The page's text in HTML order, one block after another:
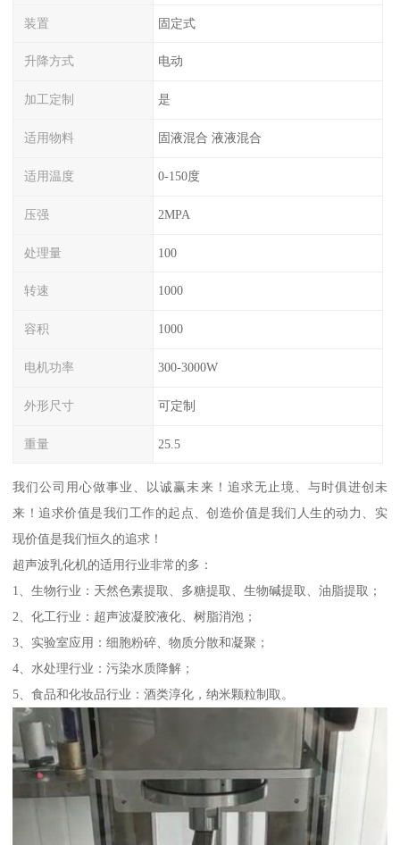
装置 固定式
升降方式 电动
加工定制 是
适用物料 固液混合 液液混合
适用温度 0-150度
压强 2MPA
处理量 100
转速 1000
容积 1000
电机功率 300-3000W
外形尺寸 可定制
重量 25.5
我们公司用心做事业、以诚赢未来！追求无止境、与时俱进创未
来！追求价值是我们工作的起点、创造价值是我们人生的动力、实
现价值是我们恒久的追求！
超声波乳化机的适用行业非常的多：
1、生物行业：天然色素提取、多糖提取、生物碱提取、油脂提取；
2、化工行业：超声波凝胶液化、树脂消泡；
3、实验室应用：细胞粉碎、物质分散和凝聚；
4、水处理行业：污染水质降解；
5、食品和化妆品行业：酒类淳化，纳米颗粒制取。